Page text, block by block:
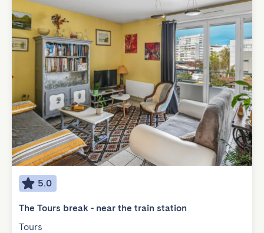
5.0
The Tours break - near the train station
Tours